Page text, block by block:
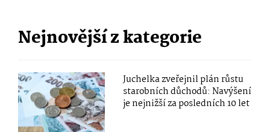
Nejnovější z kategorie
Juchelka zveřejnil plán růstu
starobních důchodů: Navýšení
je nejnižší za posledních 10 let